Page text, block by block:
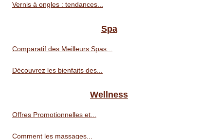
Vernis à ongles : tendances...
Spa
Comparatif des Meilleurs Spas...
Découvrez les bienfaits des...
Wellness
Offres Promotionnelles et...
Comment les massages...